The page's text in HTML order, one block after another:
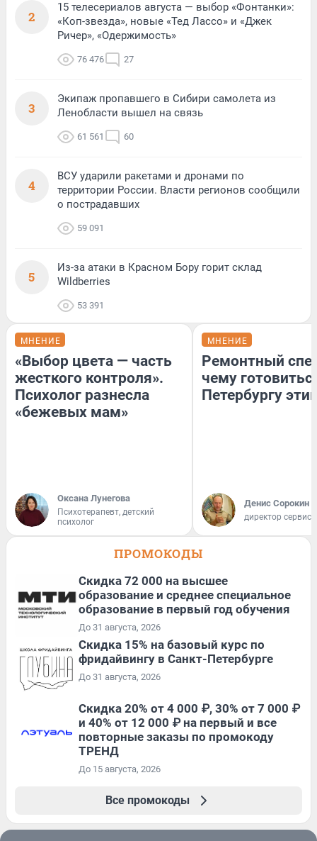
2
15 телесериалов августа — выбор «Фонтанки»:
«Коп-звезда», новые «Тед Лассо» и «Джек
Ричер», «Одержимость»
76 476 27
3
Экипаж пропавшего в Сибири самолета из
Ленобласти вышел на связь
61 561 60
4
ВСУ ударили ракетами и дронами по
территории России. Власти регионов сообщили
о пострадавших
59 091
5
Из-за атаки в Красном Бору горит склад
Wildberries
53 391
МНЕНИЕ
«Выбор цвета — часть
жесткого контроля».
Психолог разнесла
«бежевых мам»
Оксана Лунегова
Психотерапевт, детский
психолог
МНЕНИЕ
Ремонтный
чему
Петербургу
Денис Сорокин
директор
ПРОМОКОДЫ
Скидка 72 000 на высшее
образование и среднее специальное
образование в первый год обучения
До 31 августа, 2026
Скидка 15% на базовый курс по
фридайвингу в Санкт-Петербурге
До 31 августа, 2026
Скидка 20% от 4 000 ₽, 30% от 7 000 ₽
и 40% от 12 000 ₽ на первый и все
повторные заказы по промокоду
ТРЕНД
До 15 августа, 2026
Все промокоды